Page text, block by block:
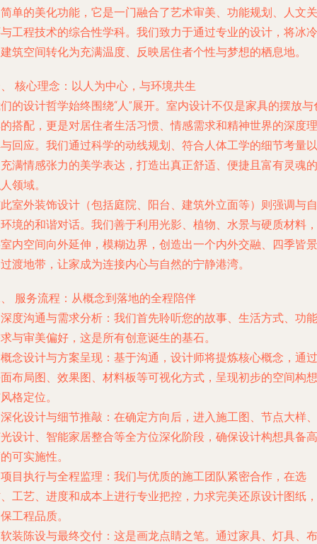
单的美化功能，它是一门融合了艺术审美、功能规划、人文关
工程技术的综合性学科。我们致力于通过专业的设计，将冰冷
筑空间转化为充满温度、反映居住者个性与梦想的栖息地。
核心理念：以人为中心，与环境共生
的设计哲学始终围绕“人”展开。室内设计不仅是家具的摆放与
搭配，更是对居住者生活习惯、情感需求和精神世界的深度理
回应。我们通过科学的动线规划、符合人体工学的细节考量以
满情感张力的美学表达，打造出真正舒适、便捷且富有灵魂的
领域。
室外装饰设计（包括庭院、阳台、建筑外立面等）则强调与自
境的和谐对话。我们善于利用光影、植物、水景与硬质材料，
内空间向外延伸，模糊边界，创造出一个内外交融、四季皆景
渡地带，让家成为连接内心与自然的宁静港湾。
服务流程：从概念到落地的全程陪伴
深度沟通与需求分析 ：我们首先聆听您的故事、生活方式、功能
与审美偏好，这是所有创意诞生的基石。
概念设计与方案呈现 ：基于沟通，设计师将提炼核心概念，通过
布局图、效果图、材料板等可视化方式，呈现初步的空间构想
格定位。
深化设计与细节推敲 ：在确定方向后，进入施工图、节点大样、
设计、智能家居整合等全方位深化阶段，确保设计构想具备高
可实施性。
项目执行与全程监理 ：我们与优质的施工团队紧密合作，在选
工艺、进度和成本上进行专业把控，力求完美还原设计图纸，
工程品质。
软装陈设与最终交付 ：这是画龙点睛之笔。通过家具、灯具、布